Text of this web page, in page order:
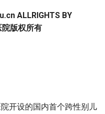
ALLRIGHTS BY
院版权所有
开设的国内首个跨性别儿